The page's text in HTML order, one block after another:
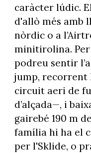
caràcter lúdic.
d'allò més amb
nòrdic o a
minitirolina. Per
podreu sentir
jump, recorrent
circuit aeri de
d’alçada—, i
gairebé 190 m
família hi ha el
per l'Sklide, o